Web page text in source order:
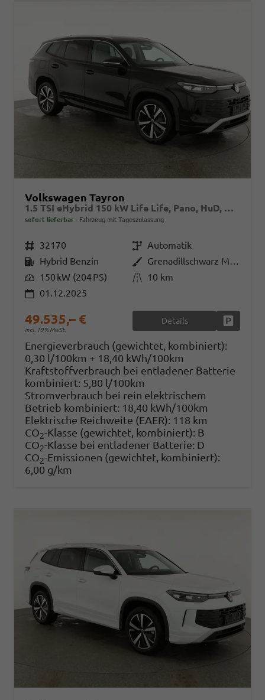
Volkswagen Tayron
1.5 TSI eHybrid 150 kW Life Life, Pano, HuD, AHK, AreaView, Side, Navi, Winter, 5-J. Garantie
sofort lieferbar Fahrzeug mit Tageszulassung
Fahrzeugnr. 32170 GetriebeAutomatik
Kraftstoff Hybrid Benzin Außenfarbe
Grenadillschwarz Metallic
Leistung 150 kW (204 PS) Kilometerstand 10 km
01.12.2025
49.535,– €
incl. 19% MwSt.
Details
Energieverbrauch (gewichtet, kombiniert):
0,30 l/100km + 18,40 kWh/100km
Kraftstoffverbrauch bei entladener Batterie
kombiniert: 5,80 l/100km
Stromverbrauch bei rein elektrischem
Betrieb kombiniert: 18,40 kWh/100km
Elektrische Reichweite (EAER): 118 km
CO2-Klasse (gewichtet, kombiniert): B
CO2-Klasse bei entladener Batterie: D
CO2-Emissionen (gewichtet, kombiniert):
6,00 g/km